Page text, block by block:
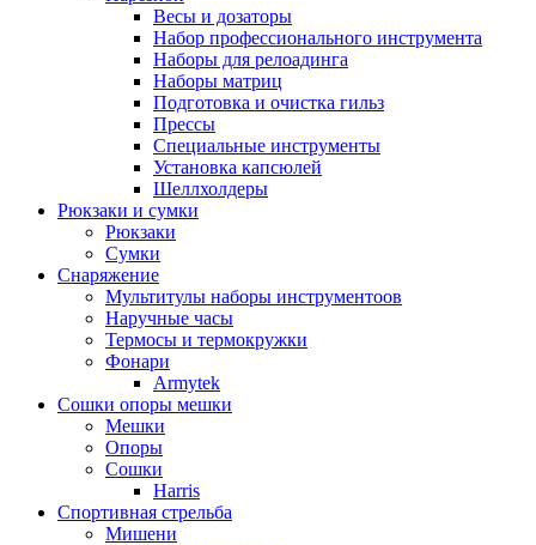
Весы и дозаторы
Набор профессионального инструмента
Наборы для релоадинга
Наборы матриц
Подготовка и очистка гильз
Прессы
Специальные инструменты
Установка капсюлей
Шеллхолдеры
Рюкзаки и сумки
Рюкзаки
Сумки
Снаряжение
Мультитулы наборы инструментоов
Наручные часы
Термосы и термокружки
Фонари
Armytek
Сошки опоры мешки
Мешки
Опоры
Сошки
Harris
Спортивная стрельба
Мишени